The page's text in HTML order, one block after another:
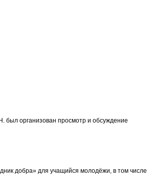
был организован просмотр и обсуждение
добра» для учащийся молодёжи, в том числе